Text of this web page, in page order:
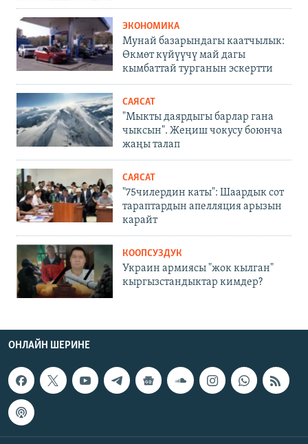
ЭКОНОМИКА
Мунай базарындагы каатчылык:
Өкмөт күйүүчү май дагы
кымбаттай турганын эскертти
САЯСАТ
"Мыкты даярдыгы барлар гана
чыксын". Жеңиш чокусу боюнча
жаңы талап
САЯСАТ
"75чилердин каты": Шаардык сот
тараптардын апелляция арызын
карайт
КООПСУЗДУК
Украин армиясы "жок кылган"
кыргызстандыктар кимдер?
ОНЛАЙН ШЕРИНЕ